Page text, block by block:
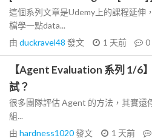
這個系列文章是Udemy上的課程延伸
檔學一點data...
由 duckravel48 發文 1 天前 0
【Agent Evaluation 系列 1/6
試？
很多團隊評估 Agent 的方法，其實還
組...
由 hardness1020發文 1 天前